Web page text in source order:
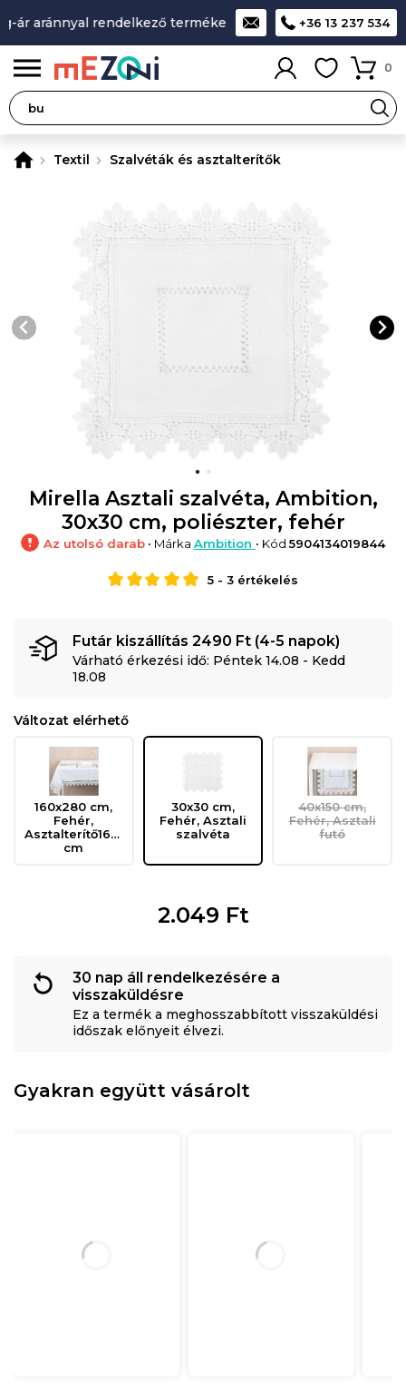
aránnyal rendelkező termékek A legjobb design-
+36 13 237 534
0
Textil Szalvéták és asztalterítők
Mirella Asztali szalvéta, Ambition,
30x30 cm, poliészter, fehér
Az utolsó darab• Márka Ambition • Kód5904134019844
5 - 3 értékelés
Futár kiszállítás 2490 Ft (4-5 napok)
Várható érkezési idő: Péntek 14.08 - Kedd
18.08
Változat elérhető
160x280 cm,
Fehér,
Asztalterítő160x280
cm
30x30 cm,
Fehér, Asztali
szalvéta
40x150 cm,
Fehér, Asztali
futó
2.049 Ft
30 nap áll rendelkezésére a
visszaküldésre
Ez a termék a meghosszabbított visszaküldési
időszak előnyeit élvezi.
Gyakran együtt vásárolt